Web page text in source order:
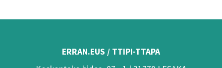
ERRAN.EUS / TTIPI-TTAPA